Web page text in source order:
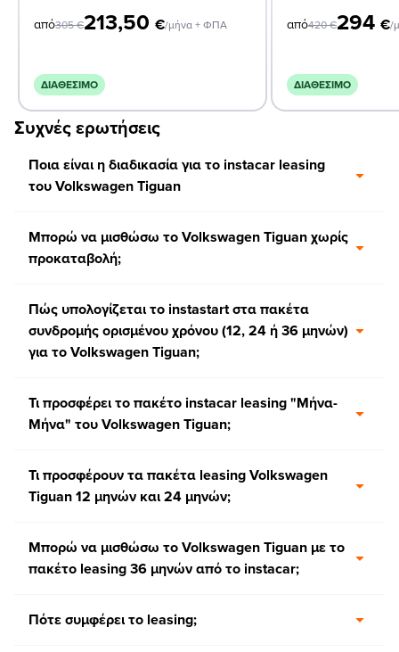
από305€213,50 €/μήνα + ΦΠΑ
ΔΙΑΘΈΣΙΜΟ
από420€294 €/
ΔΙΑΘΈΣΙΜΟ
Συχνές ερωτήσεις
Ποια είναι η διαδικασία για το instacar leasing
του Volkswagen Tiguan
Μπορώ να μισθώσω το Volkswagen Tiguan χωρίς
προκαταβολή;
Πώς υπολογίζεται το instastart στα πακέτα
συνδρομής ορισμένου χρόνου (12, 24 ή 36 μηνών)
για το Volkswagen Tiguan;
Τι προσφέρει το πακέτο instacar leasing "Μήνα-
Μήνα" του Volkswagen Tiguan;
Τι προσφέρουν τα πακέτα leasing Volkswagen
Tiguan 12 μηνών και 24 μηνών;
Μπορώ να μισθώσω το Volkswagen Tiguan με το
πακέτο leasing 36 μηνών από το instacar;
Πότε συμφέρει το leasing;